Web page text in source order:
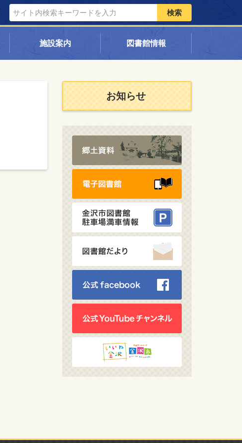
検索
施設案内 図書館情報
お知らせ